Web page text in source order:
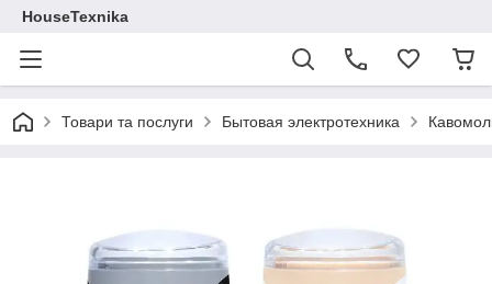
HouseTexnika
Товари та послуги Бытовая электротехника